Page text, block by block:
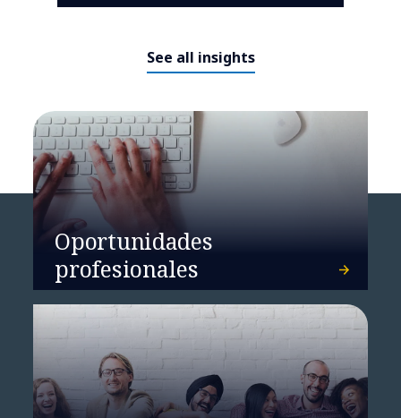
See all insights
Oportunidades
profesionales